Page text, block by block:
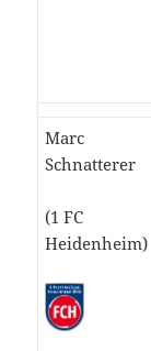
Marc
Schnatterer
(1 FC
Heidenheim)